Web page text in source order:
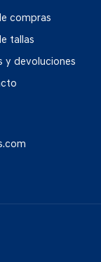
compras
tallas
y devoluciones